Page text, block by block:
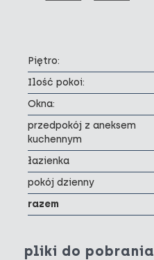
Piętro:
Ilość pokoi:
Okna:
przedpokój z aneksem
kuchennym
łazienka
pokój dzienny
razem
pliki do pobrania